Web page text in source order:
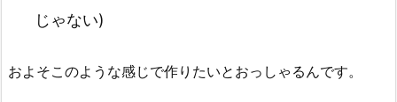
じゃない)
およそこのような感じで作りたいとおっしゃるんです。